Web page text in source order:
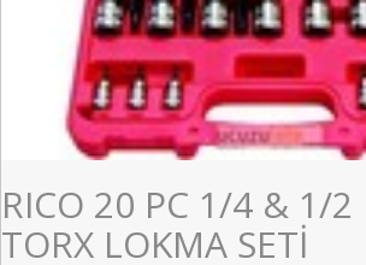
RICO 20 PC 1/4 & 1/2
TORX LOKMA SETİ